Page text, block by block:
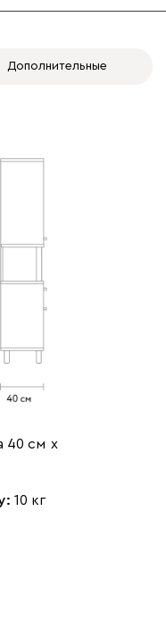
Дополнительные
40 см х
10 кг